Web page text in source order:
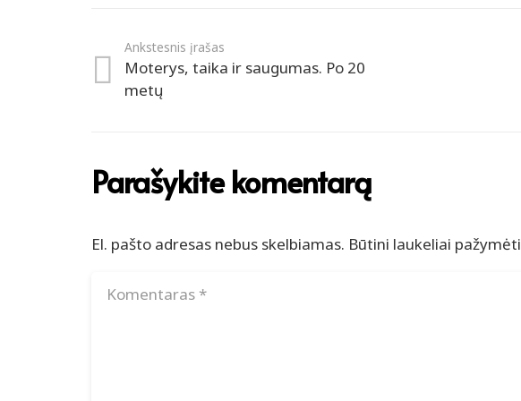
Ankstesnis įrašas
Moterys, taika ir saugumas. Po 20
metų
Parašykite komentarą
El. pašto adresas nebus skelbiamas. Būtini laukeliai pažymėti